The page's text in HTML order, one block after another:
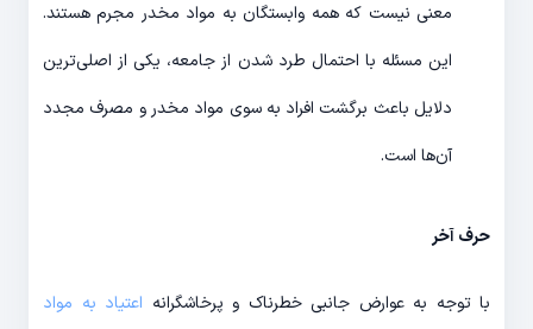
معنی نیست که همه وابستگان به مواد مخدر مجرم هستند.
این مسئله با احتمال طرد شدن از جامعه، یکی از اصلی‌ترین
دلایل باعث برگشت افراد به سوی مواد مخدر و مصرف مجدد
آن‌ها است.
حرف آخر
با توجه به عوارض جانبی خطرناک و پرخاشگرانه اعتیاد به مواد